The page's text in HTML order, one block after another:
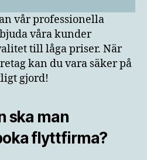
vår professionella
våra kunder
till låga priser. När
kan du vara säker på
gjord!
ska man
flyttfirma?